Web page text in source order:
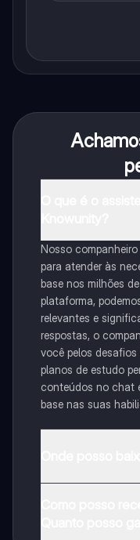
Nosso
para atender às
base nos milhões
plataforma,
relevantes e
respostas, o
você pelos
planos de estudo
conteúdos no chat
base nas suas